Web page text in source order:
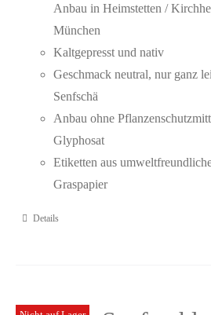
Anbau in Heimstetten /
München
Kaltgepresst und nativ
Geschmack neutral, nur ganz
Senfschä
Anbau ohne
Glyphosat
Etiketten aus
Graspapier
Details